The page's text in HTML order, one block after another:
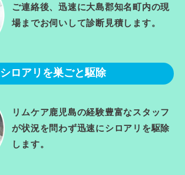
ご連絡後、迅速に大島郡知名町内の現
場までお伺いして診断見積します。
シロアリを巣ごと駆除
リムケア鹿児島の経験豊富なスタッフ
が状況を問わず迅速にシロアリを駆除
します。